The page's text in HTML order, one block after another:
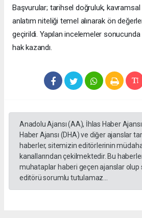
Başvurular; tarihsel doğruluk,
anlatım niteliği temel alınarak ön
geçirildi. Yapılan incelemeler
hak kazandı.
Anadolu Ajansı (AA), İhlas Haber
Haber Ajansı (DHA) ve diğer ajanslar
haberler, sitemizin editörlerinin
kanallarından çekilmektedir. Bu
muhataplar haberi geçen ajanslar olup
editörü sorumlu tutulamaz...